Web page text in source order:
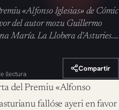
«Alfonso Iglesias» de Cómic
del autor mozu Guillermo
María. La Llobera d’Asturies.…
llectura
Compartir
del Premiu «Alfonso
fallóse ayeri en favor